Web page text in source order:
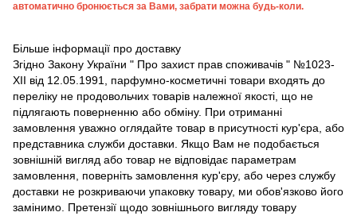
автоматично бронюється за Вами, забрати можна будь-коли.
Більше інформації про доставку
Згідно Закону України " Про захист прав споживачів " №1023-
XII від 12.05.1991, парфумно-косметичні товари входять до
переліку не продовольчих товарів належної якості, що не
підлягають поверненню або обміну. При отриманні
замовлення уважно оглядайте товар в присутності кур'єра, або
представника служби доставки. Якщо Вам не подобається
зовнішній вигляд або товар не відповідає параметрам
замовлення, поверніть замовлення кур'єру, або через службу
доставки не розкриваючи упаковку товару, ми обов'язково його
замінимо. Претензії щодо зовнішнього вигляду товару